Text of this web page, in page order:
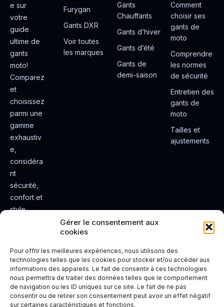
Gérer le consentement aux
cookies
Pour offrir les meilleures expériences, nous utilisons des
technologies telles que les cookies pour stocker et/ou accéder aux
informations des appareils. Le fait de consentir à ces technologies
nous permettra de traiter des données telles que le comportement
de navigation ou les ID uniques sur ce site. Le fait de ne pas
consentir ou de retirer son consentement peut avoir un effet négatif
sur certaines caractéristiques et fonctions.
e sur
votre
guide
ultime de
gants
moto!
Comparez
et
choisissez
parmi une
gamme
exhaustiv
e,
considéra
nt
sécurité,
confort et
style.
e de
conduite
plus sûre
et plus
agréable.
Furygan
Gants DXR
Voir toutes
les marques
Gants
Chauffants
Gants d’hiver
Gants d’été
Gants de
demi-saison
Comment
choisir ses
gants de
moto
Comprendre
les normes
de sécurité
Entretien des
gants de
moto
Tailles et
ajustements